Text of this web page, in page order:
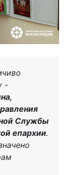
-
Службы
епархии.